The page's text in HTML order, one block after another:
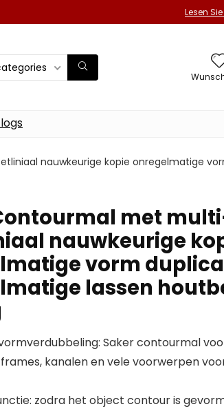
Lesen
nauwkeurige kopie onregelmatige
met
nauwkeurige
vorm
lassen
Saker contourmal
kanalen en vele voorwerpen
zodra het object contour is